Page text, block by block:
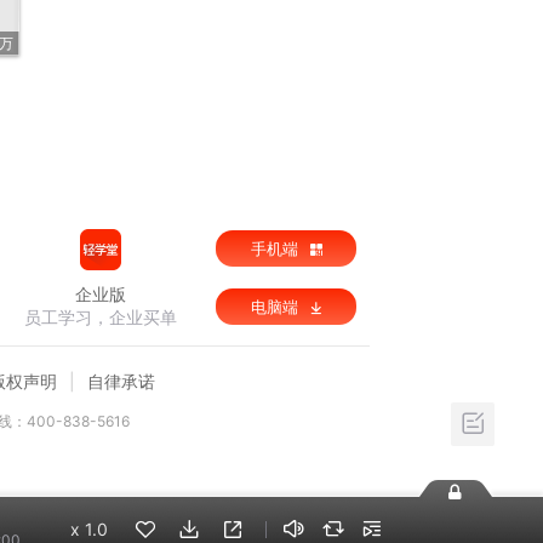
x 1.0
企业版
员工学习，企业买单
手机端
电脑端
权声明 自律承诺
：400-838-5616